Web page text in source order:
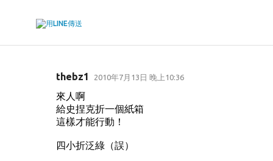
thebz1 2010年7月13日 晚上10:36
來人啊
給史捏克折一個紙箱
這樣才能行動！
四小折泛綠（誤）